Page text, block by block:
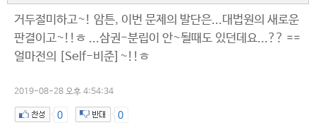
거두절미하고~! 암튼, 이번 문제의 발단은...대법원의 새로운
판결이고~!!ㅎ ...삼권-분립이 안~될때도 있던데요...?? ==
얼마전의 [Self-비준]~!!ㅎ
2019-08-28 오후 4:54:34
0 0